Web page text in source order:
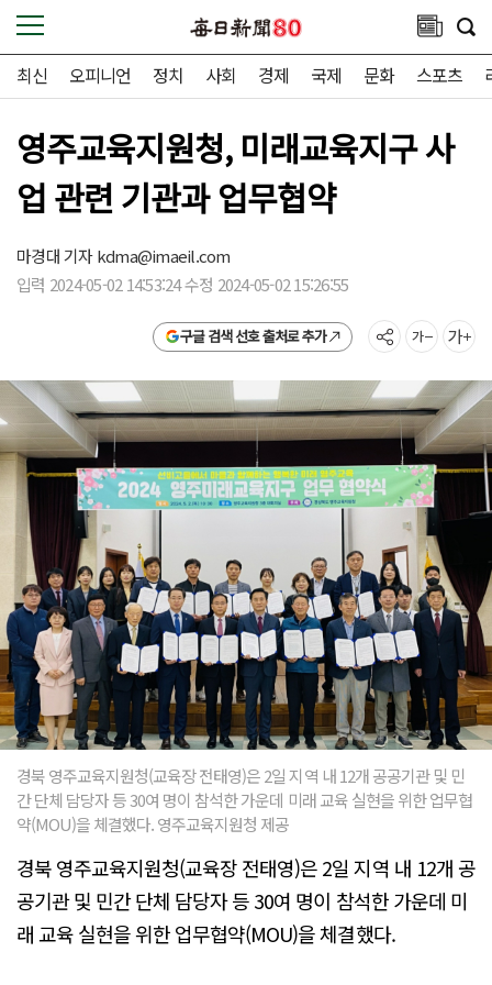
최신 오피니언 정치 사회 경제 국제 문화 스포츠
영주교육지원청, 미래교육지구 사
업 관련 기관과 업무협약
마경대 기자kdma@imaeil.com
입력 2024-05-02 14:53:24 수정 2024-05-02 15:26:55
구글 검색 선호 출처로 추가
경북 영주교육지원청(교육장 전태영)은 2일 지역 내 12개 공공기관 및 민
간 단체 담당자 등 30여 명이 참석한 가운데 미래 교육 실현을 위한 업무협
약(MOU)을 체결했다. 영주교육지원청 제공
경북 영주교육지원청(교육장 전태영)은 2일 지역 내 12개 공
공기관 및 민간 단체 담당자 등 30여 명이 참석한 가운데 미
래 교육 실현을 위한 업무협약(MOU)을 체결했다.